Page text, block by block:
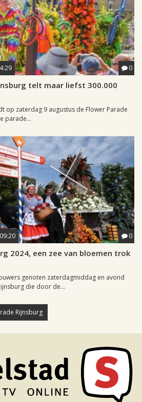
0
telt maar liefst 300.000
op zaterdag 9 augustus de Flower Parade
parade...
0
2024, een zee van bloemen trok
genoten zaterdagmiddag en avond
die door de...
Rijnsburg